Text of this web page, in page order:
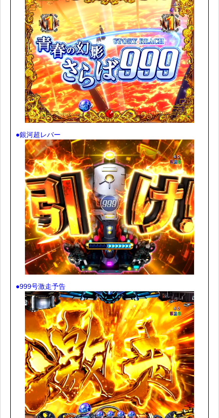
●銀河超レバー
●999号激走予告